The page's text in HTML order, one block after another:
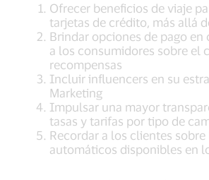
Ofrecer beneficios de viaje
tarjetas de crédito, más allá
Brindar opciones de pago en
a los consumidores sobre el
recompensas
Incluir influencers en su
Marketing
Impulsar una mayor
tasas y tarifas por tipo de
Recordar a los clientes sobre
automáticos disponibles en